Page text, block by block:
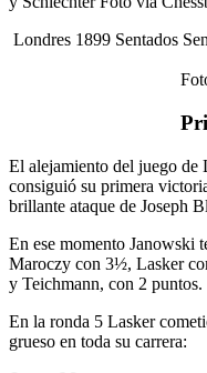
Londres 1899 Sentados
El alejamiento del juego de
consiguió su primera
brillante ataque de Joseph
En ese momento Janowski
Maroczy con 3½, Lasker
y Teichmann, con 2 puntos.
En la ronda 5 Lasker
grueso en toda su carrera: